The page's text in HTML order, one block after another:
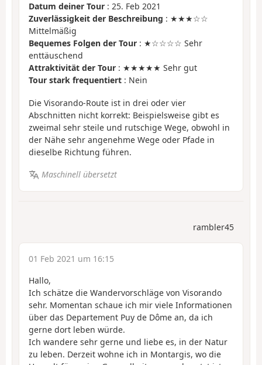
Datum deiner Tour : 25. Feb 2021
Zuverlässigkeit der Beschreibung : ★★★☆☆
Mittelmäßig
Bequemes Folgen der Tour : ★☆☆☆☆ Sehr
enttäuschend
Attraktivität der Tour : ★★★★★ Sehr gut
Tour stark frequentiert : Nein
Die Visorando-Route ist in drei oder vier
Abschnitten nicht korrekt: Beispielsweise gibt es
zweimal sehr steile und rutschige Wege, obwohl in
der Nähe sehr angenehme Wege oder Pfade in
dieselbe Richtung führen.
Maschinell übersetzt
rambler45
01 Feb 2021 um 16:15
Hallo,
Ich schätze die Wandervorschläge von Visorando
sehr. Momentan schaue ich mir viele Informationen
über das Departement Puy de Dôme an, da ich
gerne dort leben würde.
Ich wandere sehr gerne und liebe es, in der Natur
zu leben. Derzeit wohne ich in Montargis, wo die